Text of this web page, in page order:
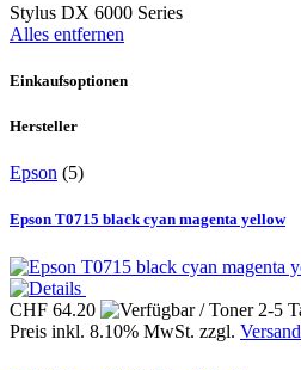
Stylus DX 6000 Series
Alles entfernen
Einkaufsoptionen
Hersteller
Epson (5)
Epson T0715 black cyan magenta yellow
CHF 64.20
Preis inkl. 8.10% MwSt. zzgl. Versand